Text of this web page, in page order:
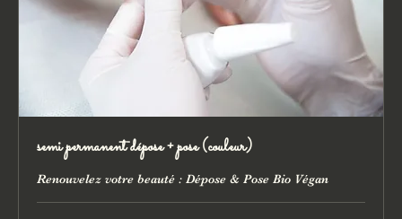
semi permanent dépose + pose (couleur)
Renouvelez votre beauté : Dépose & Pose Bio Végan